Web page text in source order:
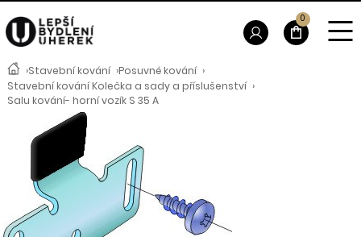
›Stavební kování ›Posuvné kování ›
Stavební kování Kolečka a sady a příslušenství ›
Salu kování- horní vozík S 35 A
0